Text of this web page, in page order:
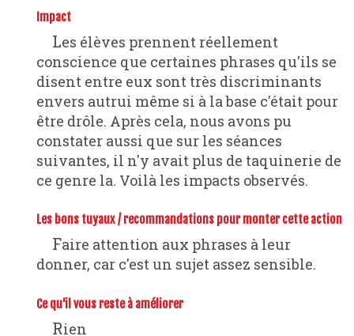
Impact
Les élèves prennent réellement
conscience que certaines phrases qu'ils se
disent entre eux sont très discriminants
envers autrui même si à la base c'était pour
être drôle. Après cela, nous avons pu
constater aussi que sur les séances
suivantes, il n'y avait plus de taquinerie de
ce genre la. Voilà les impacts observés.
Les bons tuyaux / recommandations pour monter cette action
Faire attention aux phrases à leur
donner, car c'est un sujet assez sensible.
Ce qu'il vous reste à améliorer
Rien